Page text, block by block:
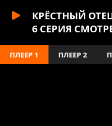
КРЁСТНЫЙ
6 СЕРИЯ
ПЛЕЕР 1 ПЛЕЕР 2